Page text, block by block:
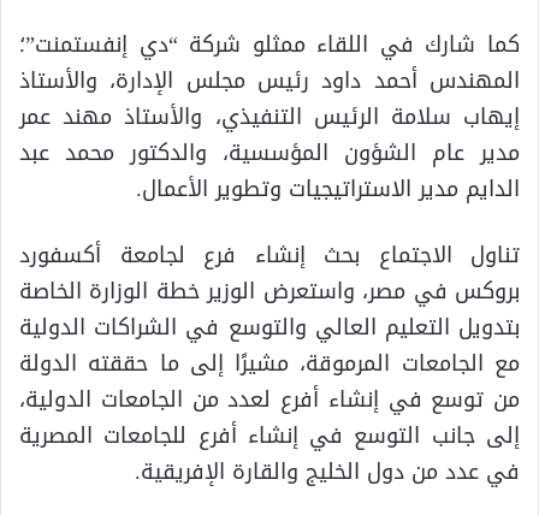
كما شارك في اللقاء ممثلو شركة “دي إنفستمنت”؛
المهندس أحمد داود رئيس مجلس الإدارة، والأستاذ
إيهاب سلامة الرئيس التنفيذي، والأستاذ مهند عمر
مدير عام الشؤون المؤسسية، والدكتور محمد عبد
الدايم مدير الاستراتيجيات وتطوير الأعمال.
تناول الاجتماع بحث إنشاء فرع لجامعة أكسفورد
بروكس في مصر، واستعرض الوزير خطة الوزارة الخاصة
بتدويل التعليم العالي والتوسع في الشراكات الدولية
مع الجامعات المرموقة، مشيرًا إلى ما حققته الدولة
من توسع في إنشاء أفرع لعدد من الجامعات الدولية،
إلى جانب التوسع في إنشاء أفرع للجامعات المصرية
في عدد من دول الخليج والقارة الإفريقية.